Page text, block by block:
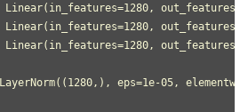
Linear( in_features=1280, out_features
Linear( in_features=1280, out_features
Linear( in_features=1280, out_features
LayerNorm(( 1280,), eps=1e-05,